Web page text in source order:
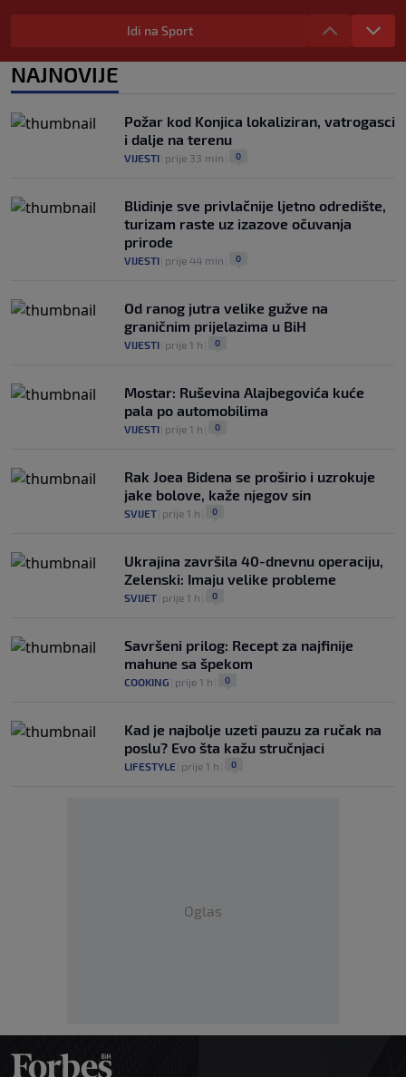
Kakav otac, takav sin: I Kodro mlađi
pogodio protiv Real Madrida (VIDEO)
(VIDEO)
TENIS| 8. aug. | 0
Idi na Sport
NAJNOVIJE
Požar kod Konjica lokaliziran, vatrogasci
i dalje na terenu
VIJESTI prije 33 min 0
Blidinje sve privlačnije ljetno odredište,
turizam raste uz izazove očuvanja
prirode
VIJESTI prije 44 min 0
Od ranog jutra velike gužve na
graničnim prijelazima u BiH
VIJESTI prije 1 h 0
Mostar: Ruševina Alajbegovića kuće
pala po automobilima
VIJESTI prije 1 h 0
Rak Joea Bidena se proširio i uzrokuje
jake bolove, kaže njegov sin
SVIJET prije 1 h 0
Ukrajina završila 40-dnevnu operaciju,
Zelenski: Imaju velike probleme
SVIJET prije 1 h 0
Savršeni prilog: Recept za najfinije
mahune sa špekom
COOKING prije 1 h 0
Kad je najbolje uzeti pauzu za ručak na
poslu? Evo šta kažu stručnjaci
LIFESTYLE prije 1 h 0
Oglas